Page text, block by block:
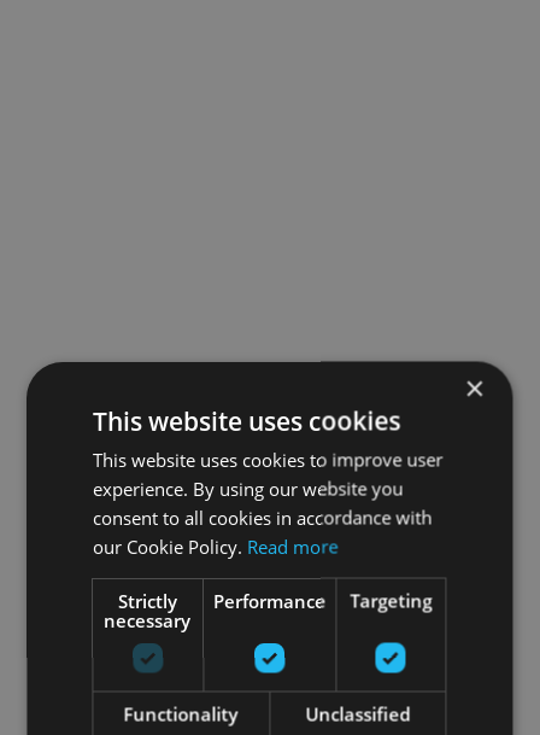
×
This website uses cookies
This website uses cookies to improve user
experience. By using our website you
consent to all cookies in accordance with
our Cookie Policy. Read more
Strictly
necessary
Performance Targeting
Functionality Unclassified